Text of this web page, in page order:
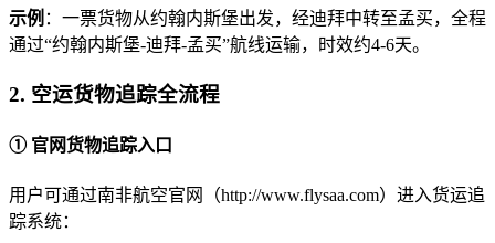
示例 ：一票货物从约翰内斯堡出发，经迪拜中转至孟买，全程
通过“约翰内斯堡-迪拜-孟买”航线运输，时效约4-6天。
2. 空运货物追踪全流程
① 官网货物追踪入口
用户可通过南非航空官网（http://www.flysaa.com）进入货运追
踪系统：